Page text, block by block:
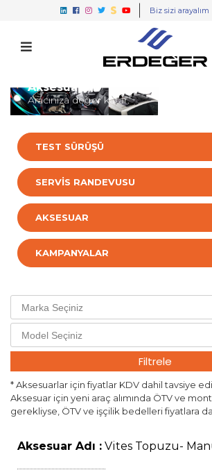
Biz sizi arayalım
Aksesuarlar
Aracınıza değer katar.
TEST SÜRÜŞÜ
SERVİS RANDEVUSU
AKSESUAR
KAMPANYALAR
Filtrele
* Aksesuarlar için fiyatlar KDV dahil tavsiye
Aksesuar için yeni araç alımında ÖTV ve
gerekliyse, ÖTV ve işçilik bedelleri fiyatlara
Aksesuar Adı : Vites Topuzu-